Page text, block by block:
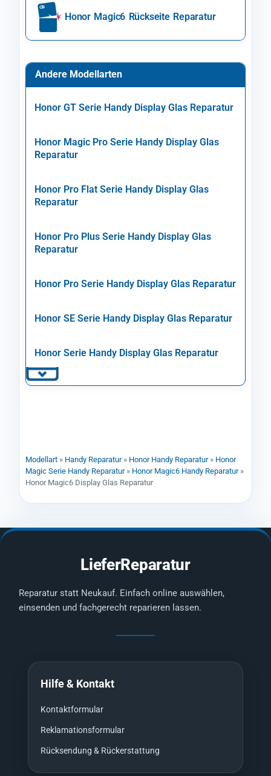
Honor Magic6 Rückseite Reparatur
Andere Modellarten
Honor GT Serie Handy Display Glas Reparatur
Honor Magic Pro Serie Handy Display Glas
Reparatur
Honor Pro Flat Serie Handy Display Glas
Reparatur
Honor Pro Plus Serie Handy Display Glas
Reparatur
Honor Pro Serie Handy Display Glas Reparatur
Honor SE Serie Handy Display Glas Reparatur
Honor Serie Handy Display Glas Reparatur
Modellart » Handy Reparatur» Honor Handy Reparatur» Honor
Magic Serie Handy Reparatur» Honor Magic6 Handy Reparatur»
Honor Magic6 Display Glas Reparatur
LieferReparatur
Reparatur statt Neukauf. Einfach online auswählen,
einsenden und fachgerecht reparieren lassen.
Hilfe & Kontakt
Kontaktformular
Reklamationsformular
Rücksendung & Rückerstattung